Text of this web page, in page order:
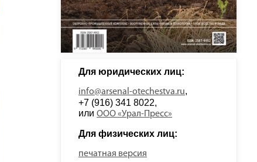
Для юридических лиц:
info@arsenal-otechestva.ru,
+7 (916) 341 8022,
или ООО «Урал-Пресс»
Для физических лиц:
печатная версия